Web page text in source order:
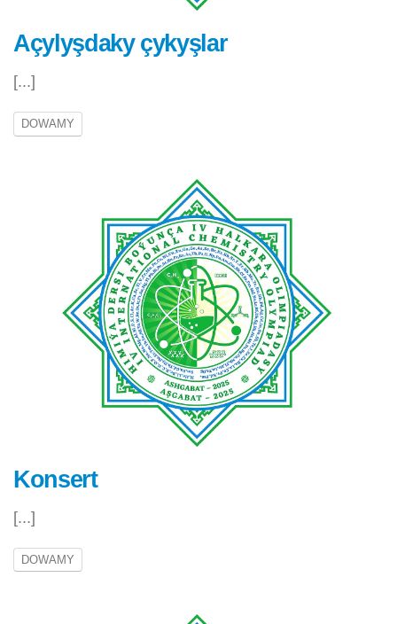
Açylyşdaky çykyşlar
[...]
DOWAMY
Konsert
[...]
DOWAMY